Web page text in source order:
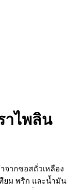
าไพลิน
จากซอสถั่วเหลือง
ยม พริก และน้ำมัน